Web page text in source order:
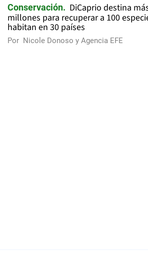
Conservación
DiCaprio destina
millones para recuperar a 100
habitan en 30 países
Por Nicole Donoso y Agencia EFE